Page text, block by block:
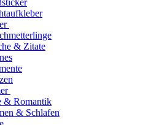
& Zitate
& Romantik
& Schlafen